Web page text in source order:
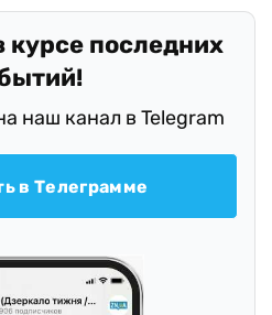
курсе последних
наш канал в Telegram
в Телеграмме